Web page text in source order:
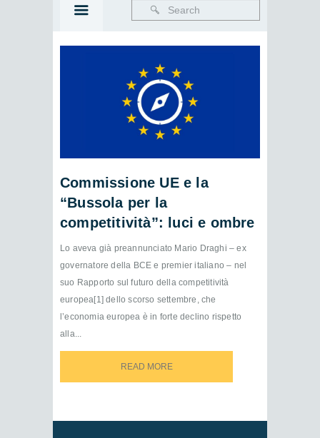
Commissione UE e la
“Bussola per la
competitività”: luci e ombre
Lo aveva già preannunciato Mario Draghi – ex
governatore della BCE e premier italiano – nel
suo Rapporto sul futuro della competitività
europea[1] dello scorso settembre, che
l’economia europea è in forte declino rispetto
alla...
READ MORE